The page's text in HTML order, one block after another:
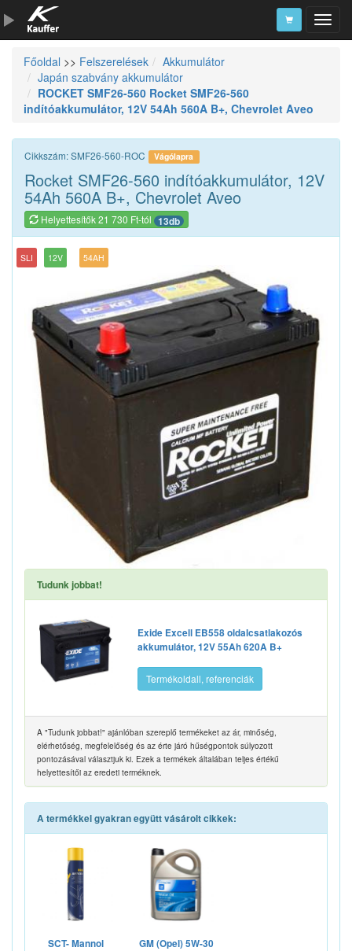
Szerszámkatalógus
Kosár
Főoldal >> Felszerelések
Akkumulátor
Japán szabvány akkumulátor
ROCKET SMF26-560 Rocket SMF26-560
indítóakkumulátor, 12V 54Ah 560A B+, Chevrolet Aveo
Cikkszám: SMF26-560-ROC Vágólapra
Rocket SMF26-560 indítóakkumulátor, 12V
54Ah 560A B+, Chevrolet Aveo
Helyettesítők 21 730 Ft-tól 13db
SLI 12V 54AH
Tudunk jobbat!
Exide Excell EB558 oldalcsatlakozós
akkumulátor, 12V 55Ah 620A B+
Termékoldall, referenciák
A "Tudunk jobbat!" ajánlóban szereplő termékeket az ár, minőség,
elérhetőség, megfelelőség és az érte járó hűségpontok súlyozott
pontozásával választjuk ki. Ezek a termékek általában teljes értékű
helyettesítői az eredeti terméknek.
A termékkel gyakran együtt vásárolt cikkek:
SCT- Mannol
GM (Opel) 5W-30